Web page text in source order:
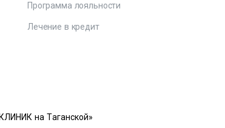
Программа лояльности
Лечение в кредит
на Таганской»